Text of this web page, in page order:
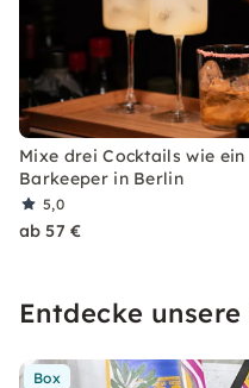
Mixe drei Cocktails wie ein
Barkeeper in Berlin
5,0
ab 57 €
Entdecke
Box